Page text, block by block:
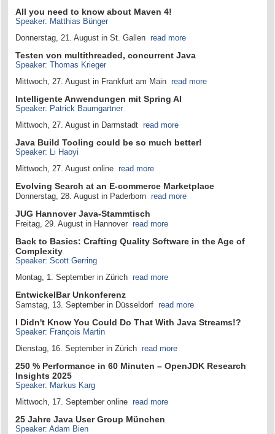
All you need to know about Maven 4!
Speaker: Matthias Bünger
Donnerstag, 21. August in St. Gallen read more
Testen von multithreaded, concurrent Java
Speaker: Thomas Krieger
Mittwoch, 27. August in Frankfurt am Main read more
Intelligente Anwendungen mit Spring AI
Speaker: Patrick Baumgartner
Mittwoch, 27. August in Darmstadt read more
Java Build Tooling could be so much better!
Speaker: Li Haoyi
Mittwoch, 27. August online read more
Evolving Search at an E-commerce Marketplace
Donnerstag, 28. August in Paderborn read more
JUG Hannover Java-Stammtisch
Freitag, 29. August in Hannover read more
Back to Basics: Crafting Quality Software in the Age of
Complexity
Speaker: Scott Gerring
Montag, 1. September in Zürich read more
EntwickelBar Unkonferenz
Samstag, 13. September in Düsseldorf read more
I Didn't Know You Could Do That With Java Streams!?
Speaker: François Martin
Dienstag, 16. September in Zürich read more
250 % Performance in 60 Minuten – OpenJDK Research
Insights 2025
Speaker: Markus Karg
Mittwoch, 17. September online read more
25 Jahre Java User Group München
Speaker: Adam Bien